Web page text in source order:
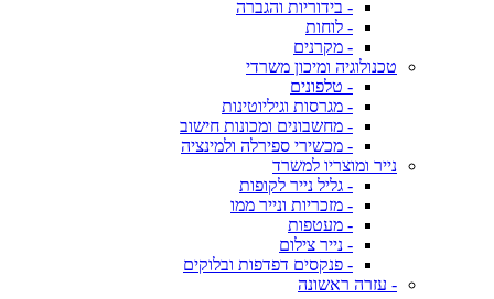
- בידוריות והגברה
- לוחות
- מקרנים
טכנולוגיה ומיכון משרדי
- טלפונים
- מגרסות וגיליוטינות
- מחשבונים ומכונות חישוב
- מכשירי ספירלה ולמינציה
נייר ומוצריו למשרד
- גליל נייר לקופות
- מזכריות ונייר ממו
- מעטפות
- נייר צילום
- פנקסים דפדפות ובלוקים
- עזרה ראשונה